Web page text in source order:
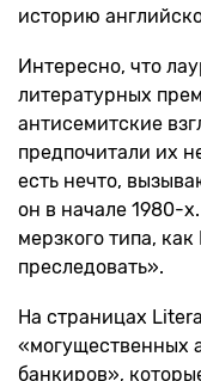
историю
Интересно, что
литературных
антисемитские
предпочитали их
есть нечто,
он в начале 1980-
мерзкого типа,
преследовать».
На страницах
«могущественных
банкиров»,